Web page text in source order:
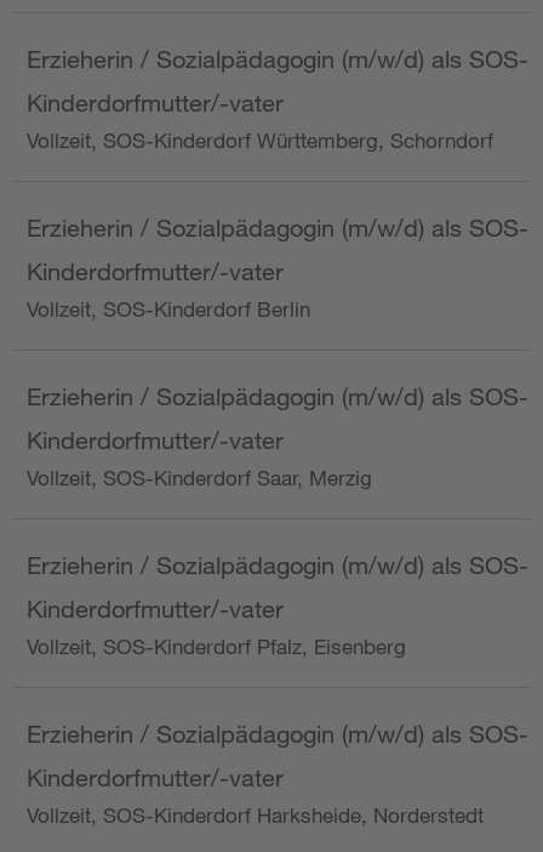
Erzieherin / Sozialpädagogin (m/w/d) als SOS-
Kinderdorfmutter/-vater
Vollzeit, SOS-Kinderdorf Württemberg, Schorndorf
Erzieherin / Sozialpädagogin (m/w/d) als SOS-
Kinderdorfmutter/-vater
Vollzeit, SOS-Kinderdorf Berlin
Erzieherin / Sozialpädagogin (m/w/d) als SOS-
Kinderdorfmutter/-vater
Vollzeit, SOS-Kinderdorf Saar, Merzig
Erzieherin / Sozialpädagogin (m/w/d) als SOS-
Kinderdorfmutter/-vater
Vollzeit, SOS-Kinderdorf Pfalz, Eisenberg
Erzieherin / Sozialpädagogin (m/w/d) als SOS-
Kinderdorfmutter/-vater
Vollzeit, SOS-Kinderdorf Harksheide, Norderstedt